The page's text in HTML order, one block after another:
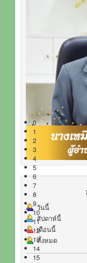
0
1
2
3
4
5
6
7
8
9
10
11
12
13
14
15
วันนี้
สัปดาห์นี้
เดือนนี้
ทั้งหมด